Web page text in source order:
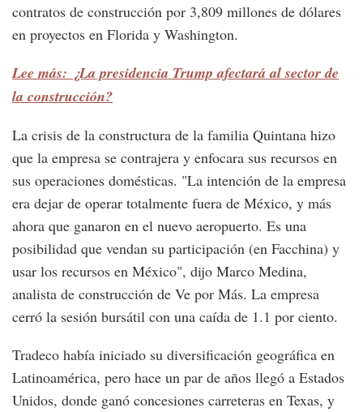
contratos de construcción por 3,809 millones de dólares
en proyectos en Florida y Washington.
Lee más: ¿La presidencia Trump afectará al sector de
la construcción?
La crisis de la constructura de la familia Quintana hizo
que la empresa se contrajera y enfocara sus recursos en
sus operaciones domésticas. "La intención de la empresa
era dejar de operar totalmente fuera de México, y más
ahora que ganaron en el nuevo aeropuerto. Es una
posibilidad que vendan su participación (en Facchina) y
usar los recursos en México", dijo Marco Medina,
analista de construcción de Ve por Más. La empresa
cerró la sesión bursátil con una caída de 1.1 por ciento.
Tradeco había iniciado su diversificación geográfica en
Latinoamérica, pero hace un par de años llegó a Estados
Unidos, donde ganó concesiones carreteras en Texas, y